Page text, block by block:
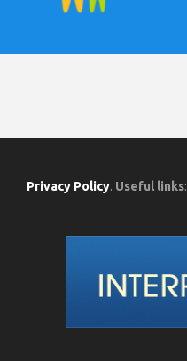
Privacy Policy. Useful links: